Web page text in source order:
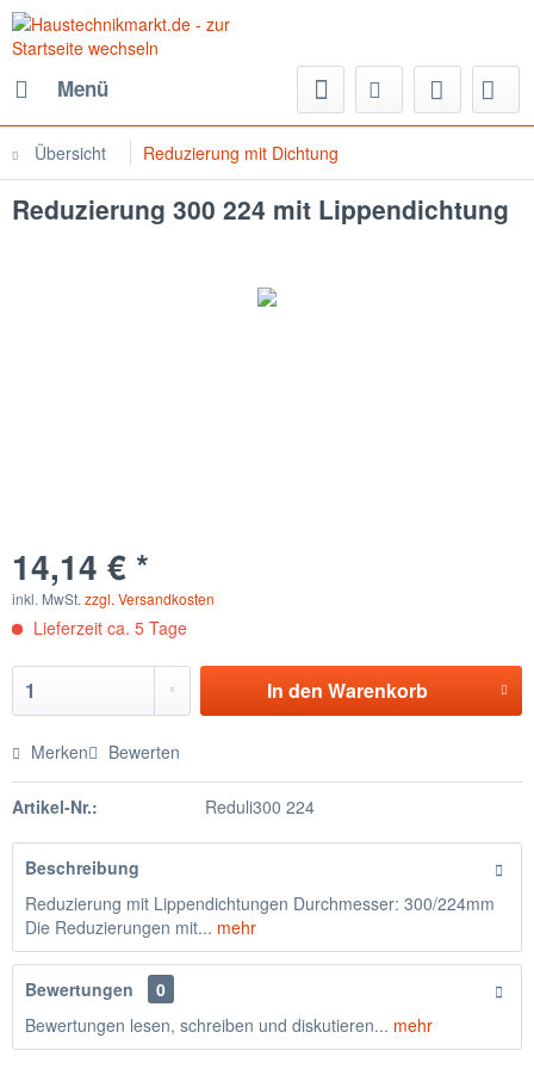
Menü
Übersicht Reduzierung mit Dichtung
Reduzierung 300 224 mit Lippendichtung
14,14 € *
inkl. MwSt. zzgl. Versandkosten
Lieferzeit ca. 5 Tage
In den Warenkorb
Merken Bewerten
Artikel-Nr.: Reduli300 224
Beschreibung
Reduzierung mit Lippendichtungen Durchmesser: 300/224mm
Die Reduzierungen mit... mehr
Bewertungen
0
Bewertungen lesen, schreiben und diskutieren... mehr